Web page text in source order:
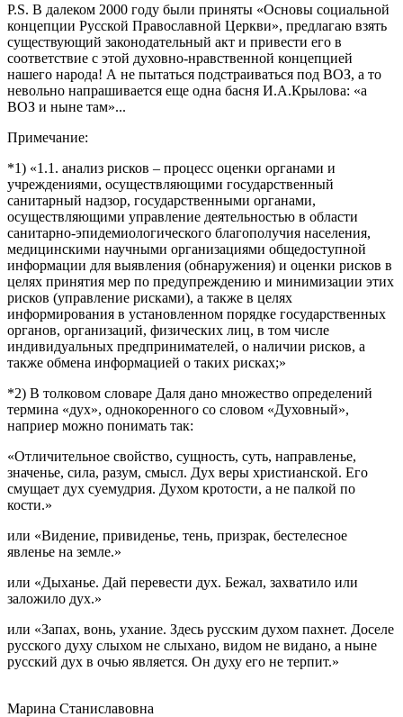
P.S. В далеком 2000 году были приняты «Основы социальной
концепции Русской Православной Церкви», предлагаю взять
существующий законодательный акт и привести его в
соответствие с этой духовно-нравственной концепцией
нашего народа! А не пытаться подстраиваться под ВОЗ, а то
невольно напрашивается еще одна басня И.А.Крылова: «а
ВОЗ и ныне там»...
Примечание:
*1) «1.1. анализ рисков – процесс оценки органами и
учреждениями, осуществляющими государственный
санитарный надзор, государственными органами,
осуществляющими управление деятельностью в области
санитарно-эпидемиологического благополучия населения,
медицинскими научными организациями общедоступной
информации для выявления (обнаружения) и оценки рисков в
целях принятия мер по предупреждению и минимизации этих
рисков (управление рисками), а также в целях
информирования в установленном порядке государственных
органов, организаций, физических лиц, в том числе
индивидуальных предпринимателей, о наличии рисков, а
также обмена информацией о таких рисках;»
*2) В толковом словаре Даля дано множество определений
термина «дух», однокоренного со словом «Духовный»,
наприер можно понимать так:
«Отличительное свойство, сущность, суть, направленье,
значенье, сила, разум, смысл. Дух веры христианской. Его
смущает дух суемудрия. Духом кротости, а не палкой по
кости.»
или «Видение, привиденье, тень, призрак, бестелесное
явленье на земле.»
или «Дыханье. Дай перевести дух. Бежал, захватило или
заложило дух.»
или «Запах, вонь, ухание. Здесь русским духом пахнет. Доселе
русского духу слыхом не слыхано, видом не видано, а ныне
русский дух в очью является. Он духу его не терпит.»
Марина Станиславовна